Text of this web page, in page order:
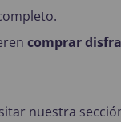
comprar
nuestra